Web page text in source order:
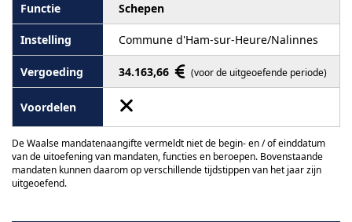
Schepen
Commune d'Ham-sur-Heure/Nalinnes
34.163,66 (voor de uitgeoefende periode)
De Waalse mandatenaangifte vermeldt niet de begin- en / of einddatum
van de uitoefening van mandaten, functies en beroepen. Bovenstaande
mandaten kunnen daarom op verschillende tijdstippen van het jaar zijn
uitgeoefend.